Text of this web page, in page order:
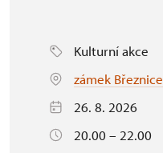
Kulturní akce
zámek Březnice
26. 8. 2026
20.00 – 22.00